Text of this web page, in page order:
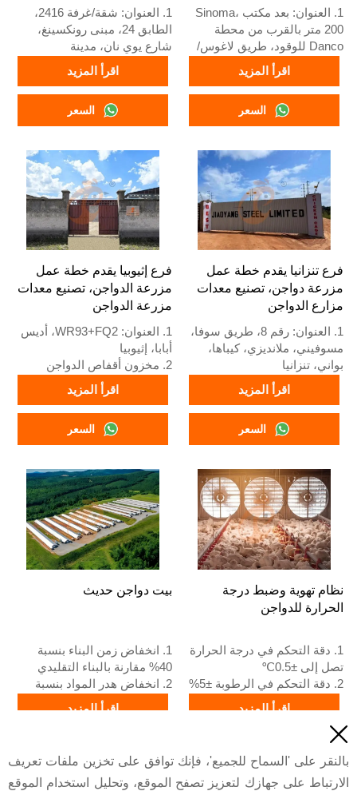
1. العنوان: شقة/غرفة 2416،
الطابق 24، مبنى رونكسينغ،
شارع يوي نان، مدينة
شيجياتشوانغ، مقاطعة خبي،
2. مصنع معدات أقفاص الدواجن
ومزارع الدواجن ومخزون للبيع
3. مخصص لمزارع الدواجن
4. الجودة والتصميم تعتمد على
المعايير الأوروبية
5. استقبال عبر الإنترنت على
مدار 24 ساعة رقم واتساب:
اقرأ المزيد
السعر
1. العنوان: بعد مكتب Sinoma،
200 متر بالقرب من محطة
Danco للوقود، طريق لاغوس/
إيبادان السريع، ولاية لاغوس،
2. مصنع أقفاص الدواجن
ومعدات مزارع الدواجن ومخزون
للبيع
النيجيرية
4. الجودة والتصميم تعتمد على
المعايير الأوروبية
5. الاستقبال عبر الإنترنت 24
ساعة رقم الواتساب:
اقرأ المزيد
السعر
فرع إثيوبيا يقدم خطة عمل
مزرعة الدواجن، تصنيع معدات
مزرعة الدواجن
1. العنوان: WR93+FQ2، أديس
أبابا، إثيوبيا
2. مخزون أقفاص الدواجن
ومعدات مزارع الدواجن للبيع
3. مخصص لمزارع الدواجن
الإثيوبية
4. الجودة والتصميم تعتمد على
المعايير الأوروبية
5. استقبال عبر الإنترنت 24
ساعة رقم واتساب:
+8618830120193، اتصل بنا
للحصول على قائمة الأسعار
اقرأ المزيد
السعر
فرع تنزانيا يقدم خطة عمل
مزرعة دواجن، تصنيع معدات
مزارع الدواجن
1. العنوان: رقم 8، طريق سوفا،
مسوفيني، ملانديزي، كيباها،
بواني، تنزانيا
2. مصنع أقفاص الدواجن
ومعدات مزارع الدواجن ومخزون
للبيع
3. مخصص لمزارع الدواجن
التنزانية
4. الجودة والتصميم تعتمد على
المعايير الأوروبية
5. استقبال عبر الإنترنت على
مدار 24 ساعة رقم الواتساب:
اقرأ المزيد
السعر
بيت دواجن حديث
1. انخفاض زمن البناء بنسبة
40% مقارنة بالبناء التقليدي
2. انخفاض هدر المواد بنسبة
+8618830120193،
+2348111199996
اقرأ المزيد
نظام تهوية وضبط درجة
الحرارة للدواجن
1. دقة التحكم في درجة الحرارة
تصل إلى ±0.5℃
2. دقة التحكم في الرطوبة ±5%
الرئيسية 45000 م³/ساعة
5. رقم الاستقبال /واتساب:
+8618830120193
اقرأ المزيد

بالنقر على 'السماح للجميع'، فإنك توافق على تخزين ملفات تعريف
الارتباط على جهازك لتعزيز تصفح الموقع، وتحليل استخدام الموقع